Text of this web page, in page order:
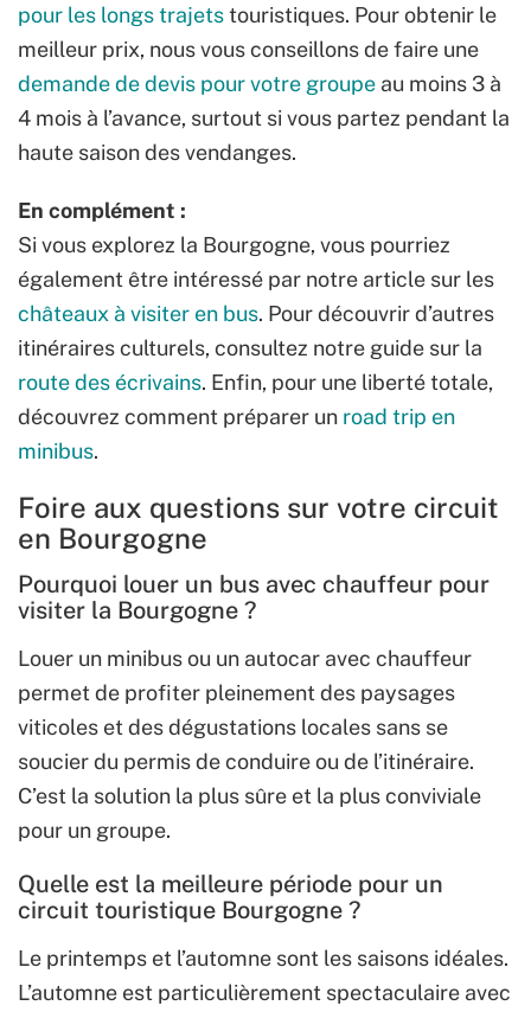
pour les longs trajetstouristiques. Pour obtenir le
meilleur prix, nous vous conseillons de faire une
demande de devis pour votre groupe au moins 3 à
4 mois à l’avance, surtout si vous partez pendant la
haute saison des vendanges.
En complément :
Si vous explorez la Bourgogne, vous pourriez
également être intéressé par notre article sur les
châteaux à visiter en bus. Pour découvrir d’autres
itinéraires culturels, consultez notre guide sur la
route des écrivains. Enfin, pour une liberté totale,
découvrez comment préparer un road trip en
minibus.
Foire aux questions sur votre circuit
en Bourgogne
Pourquoi louer un bus avec chauffeur pour
visiter la Bourgogne ?
Louer un minibus ou un autocar avec chauffeur
permet de profiter pleinement des paysages
viticoles et des dégustations locales sans se
soucier du permis de conduire ou de l’itinéraire.
C’est la solution la plus sûre et la plus conviviale
pour un groupe.
Quelle est la meilleure période pour un
circuit touristique Bourgogne ?
Le printemps et l’automne sont les saisons idéales.
L’automne est particulièrement spectaculaire avec